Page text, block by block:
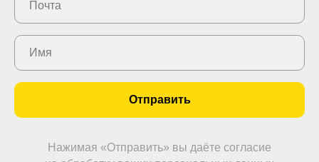
Отправить
Нажимая «Отправить» вы даёте согласие